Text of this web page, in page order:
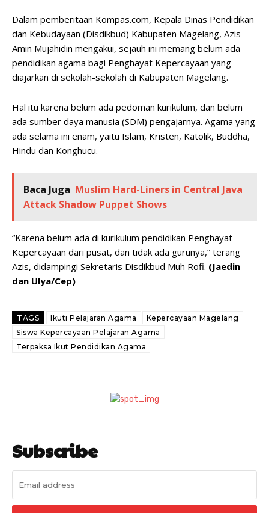
Dalam pemberitaan Kompas.com, Kepala Dinas Pendidikan
dan Kebudayaan (Disdikbud) Kabupaten Magelang, Azis
Amin Mujahidin mengakui, sejauh ini memang belum ada
pendidikan agama bagi Penghayat Kepercayaan yang
diajarkan di sekolah-sekolah di Kabupaten Magelang.
Hal itu karena belum ada pedoman kurikulum, dan belum
ada sumber daya manusia (SDM) pengajarnya. Agama yang
ada selama ini enam, yaitu Islam, Kristen, Katolik, Buddha,
Hindu dan Konghucu.
Baca Juga Muslim Hard-Liners in Central Java
Attack Shadow Puppet Shows
“Karena belum ada di kurikulum pendidikan Penghayat
Kepercayaan dari pusat, dan tidak ada gurunya,” terang
Azis, didampingi Sekretaris Disdikbud Muh Rofi. (Jaedin
dan Ulya/Cep)
TAGS Ikuti Pelajaran Agama
Kepercayaan Magelang
Siswa Kepercayaan Pelajaran Agama
Terpaksa Ikut Pendidikan Agama
Subscribe